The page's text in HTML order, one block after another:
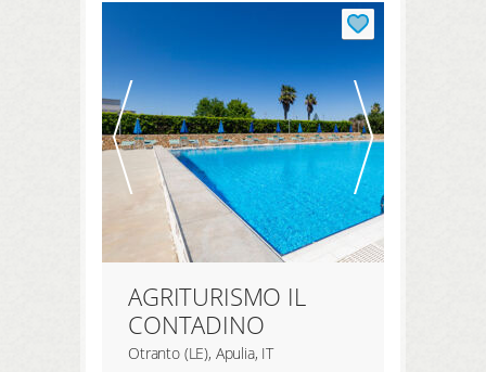
AGRITURISMO IL
CONTADINO
Otranto (LE), Apulia, IT